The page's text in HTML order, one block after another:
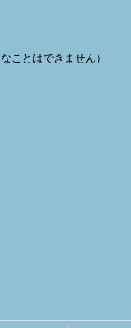
ことはできません）